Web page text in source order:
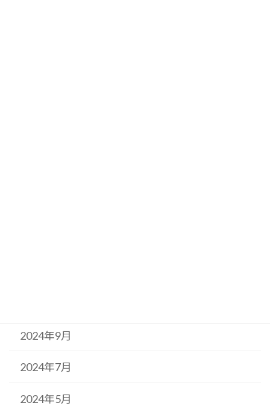
2024年9月
2024年7月
2024年5月